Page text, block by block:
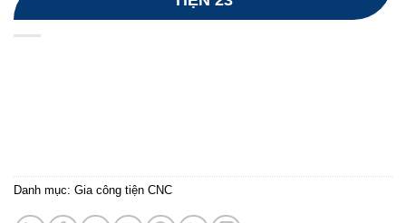
Danh mục: Gia công tiện CNC